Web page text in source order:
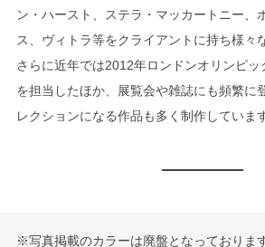
ン・ハースト、ステラ・マッカートニー、
ス、ヴィトラ等をクライアントに持ち様々
さらに近年では2012年ロンドンオリンピ
を担当したほか、展覧会や雑誌にも頻繁に
レクションになる作品も多く制作しています
※写真掲載のカラーは廃盤となっておりま